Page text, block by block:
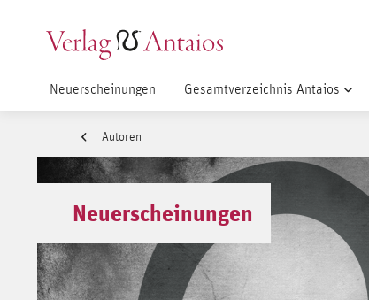
Neuerscheinungen Gesamtverzeichnis Antaios
Autoren
Neuerscheinungen